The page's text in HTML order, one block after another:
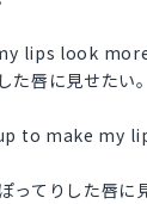
lips look
た唇に見せたい。
to make my
ってりした唇に